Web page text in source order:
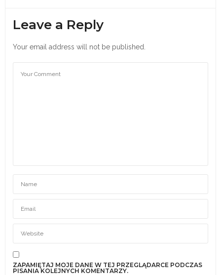
Leave a Reply
Your email address will not be published.
ZAPAMIĘTAJ MOJE DANE W TEJ PRZEGLĄDARCE PODCZAS
PISANIA KOLEJNYCH KOMENTARZY.